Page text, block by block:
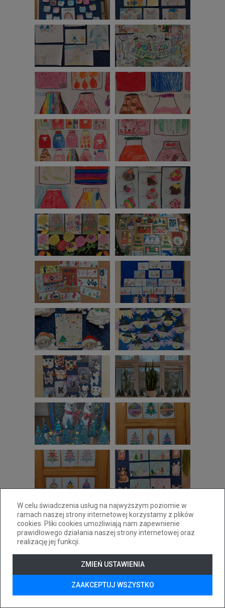
W celu świadczenia usług na najwyższym poziomie w
ramach naszej strony internetowej korzystamy z plików
cookies. Pliki cookies umożliwiają nam zapewnienie
prawidłowego działania naszej strony internetowej oraz
realizację jej funkcji.
ZMIEŃ USTAWIENIA
ZAAKCEPTUJ WSZYSTKO